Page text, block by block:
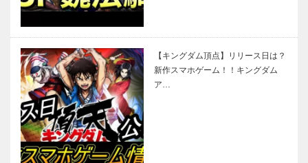
【キングダム頂点】リリース日は？
新作スマホゲーム！！キングダム
ア…